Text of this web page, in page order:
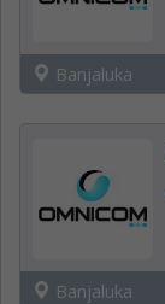
Banjaluka
Banjaluka